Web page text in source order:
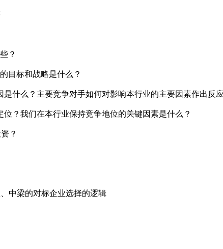
？
目标和战略是什么？
么？主要竞争对手如何对影响本行业的主要因素作出反
我们在本行业保持竞争地位的关键因素是什么？
？
中梁的对标企业选择的逻辑